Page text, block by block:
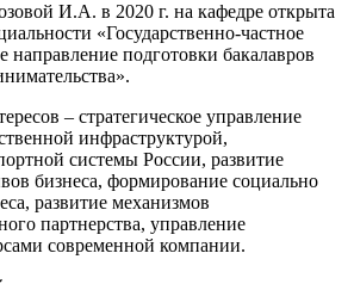
И.А. в 2020 г. на кафедре открыта
«Государственно-частное
направление подготовки бакалавров
– стратегическое управление
инфраструктурой,
системы России, развитие
бизнеса, формирование социально
развитие механизмов
партнерства, управление
современной компании.